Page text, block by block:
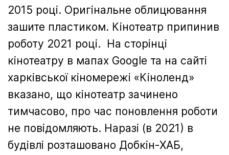
2015 році. Оригінальне облицювання
зашите пластиком. Кінотеатр припинив
роботу 2021 році. На сторінці
кінотеатру в мапах Google та на сайті
харківської кіномережі «Кіноленд»
вказано, що кінотеатр зачинено
тимчасово, про час поновлення роботи
не повідомляють. Наразі (в 2021) в
будівлі розташовано Добкін-ХАБ,